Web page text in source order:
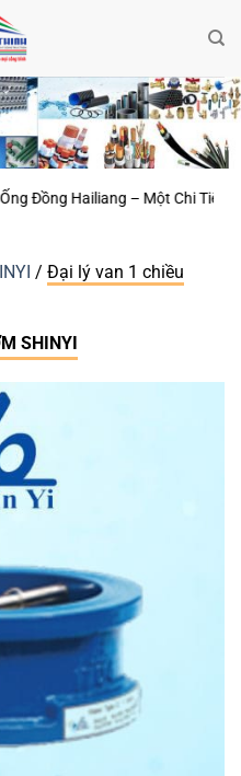
Chi Tiết Nhỏ Có Thể Quyết Định
/ Đại lý van 1 chiều
SHINYI